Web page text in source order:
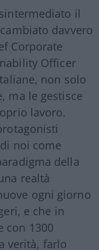
il
davvero
Corporate
Officer
non solo
ma le gestisce
lavoro.
noi come
della
realtà
ogni giorno
e che in
con 1300
verità, farlo